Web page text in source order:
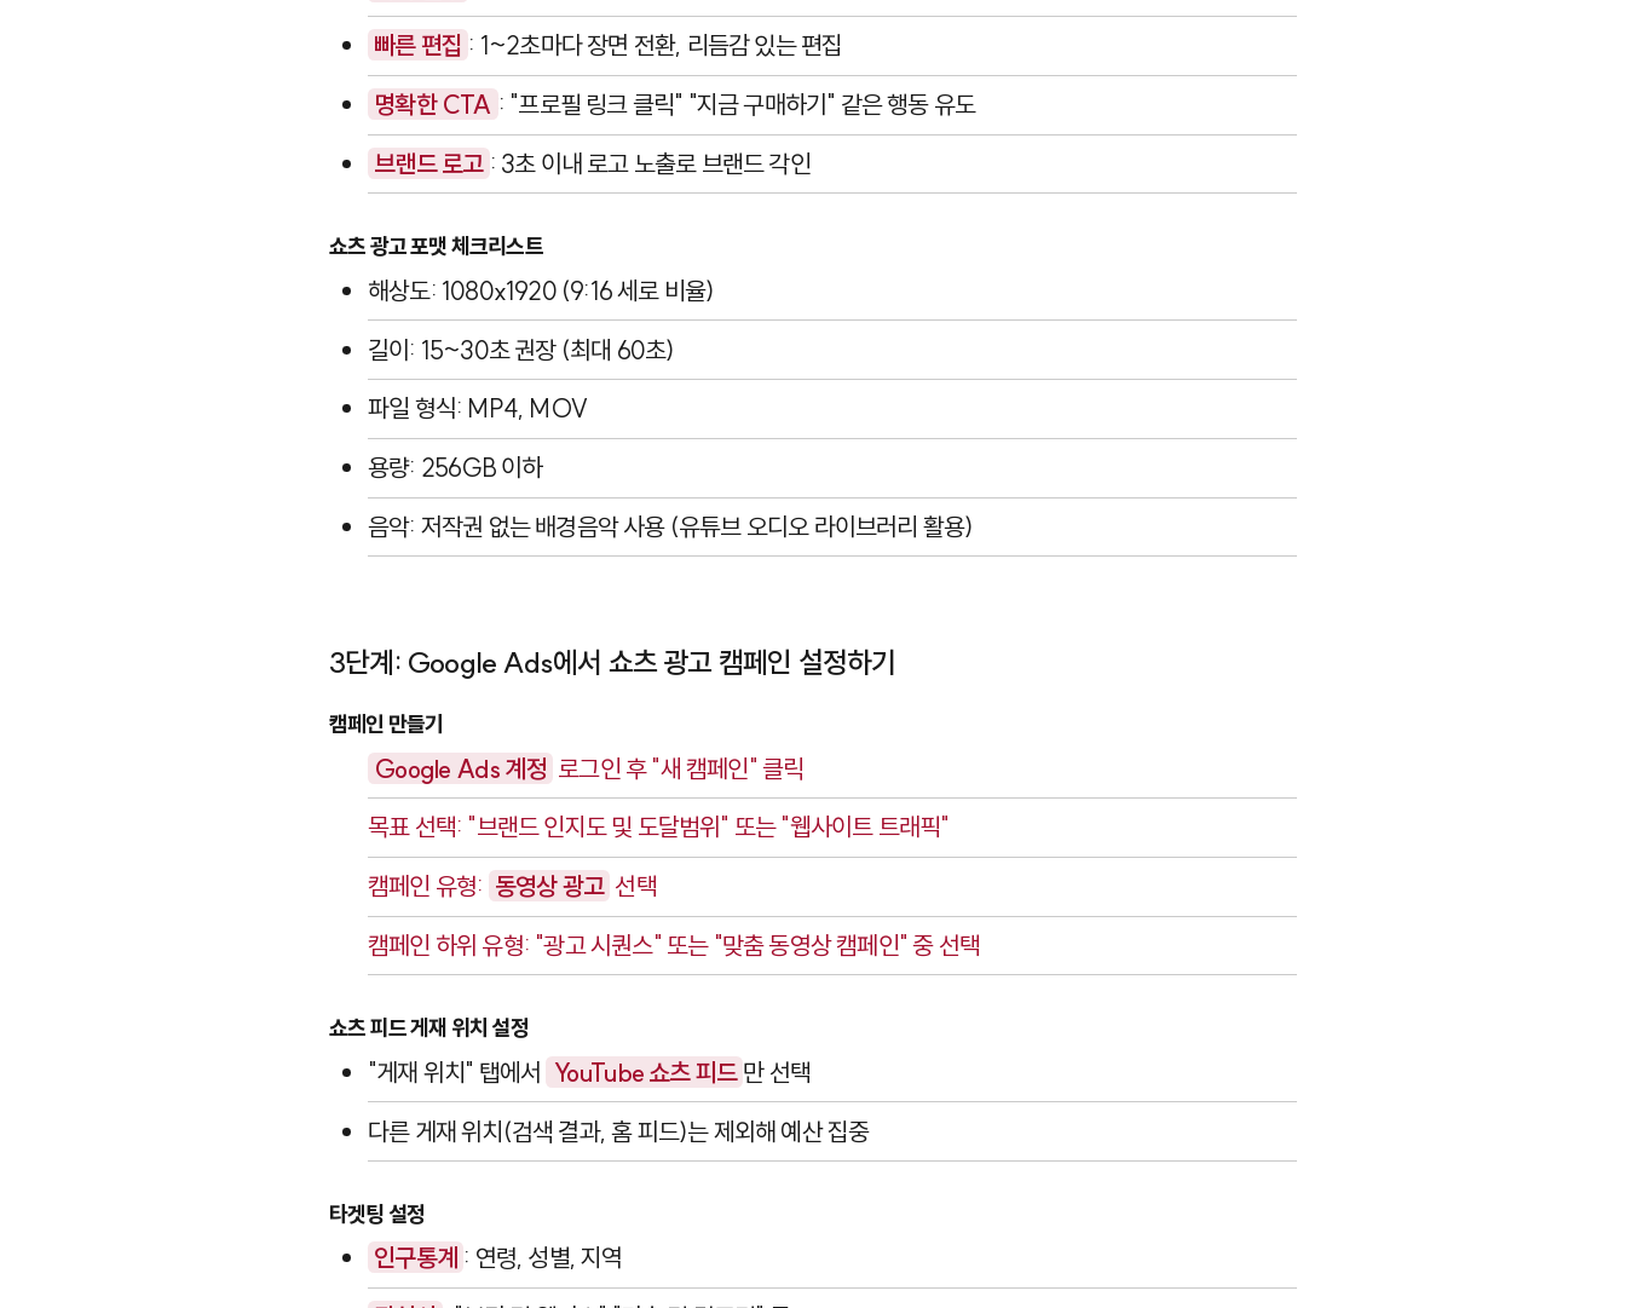
빠른 편집 : 1~2초마다 장면 전환, 리듬감 있는 편집
명확한 CTA : "프로필 링크 클릭" "지금 구매하기" 같은 행동 유도
브랜드 로고 : 3초 이내 로고 노출로 브랜드 각인
쇼츠 광고 포맷 체크리스트
해상도: 1080x1920 (9:16 세로 비율)
길이: 15~30초 권장 (최대 60초)
파일 형식: MP4, MOV
용량: 256GB 이하
음악: 저작권 없는 배경음악 사용 (유튜브 오디오 라이브러리 활용)
3단계: Google Ads에서 쇼츠 광고 캠페인 설정하기
캠페인 만들기
Google Ads 계정 로그인 후 "새 캠페인" 클릭
목표 선택: "브랜드 인지도 및 도달범위" 또는 "웹사이트 트래픽"
캠페인 유형: 동영상 광고 선택
캠페인 하위 유형: "광고 시퀀스" 또는 "맞춤 동영상 캠페인" 중 선택
쇼츠 피드 게재 위치 설정
"게재 위치" 탭에서 YouTube 쇼츠 피드 만 선택
다른 게재 위치(검색 결과, 홈 피드)는 제외해 예산 집중
타겟팅 설정
인구통계 : 연령, 성별, 지역